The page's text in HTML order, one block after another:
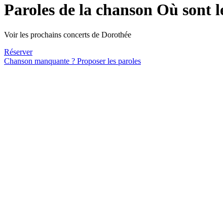
Paroles de la chanson Où sont
Voir les prochains concerts de Dorothée
Réserver
Chanson manquante ? Proposer les paroles